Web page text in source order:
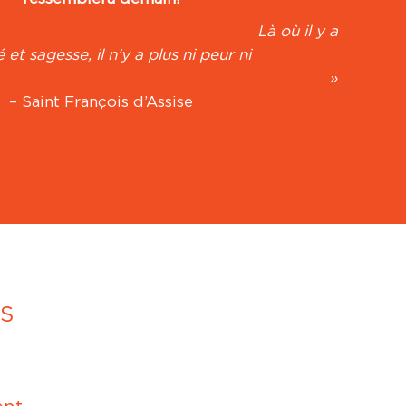
Pricila
où il y a
et sagesse, il n’y a plus ni peur ni
»
– Saint François d’Assise